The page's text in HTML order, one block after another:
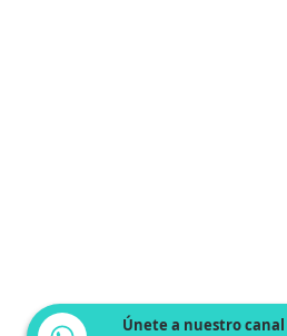
Únete a nuestro